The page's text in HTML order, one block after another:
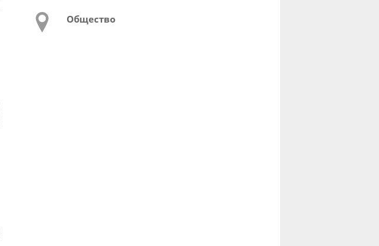
Общество